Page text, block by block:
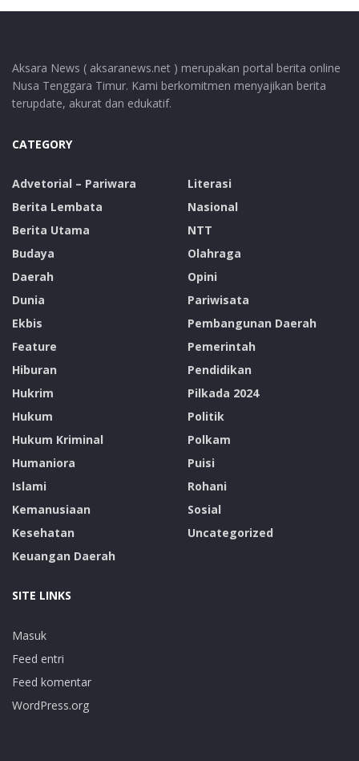
Aksara News ( aksaranews.net ) merupakan portal berita online
Nusa Tenggara Timur. Kami berkomitmen menyajikan berita
terupdate, akurat dan edukatif.
CATEGORY
Advetorial – Pariwara
Berita Lembata
Berita Utama
Budaya
Daerah
Dunia
Ekbis
Feature
Hiburan
Hukrim
Hukum
Hukum Kriminal
Humaniora
Islami
Kemanusiaan
Kesehatan
Keuangan Daerah
Literasi
Nasional
NTT
Olahraga
Opini
Pariwisata
Pembangunan Daerah
Pemerintah
Pendidikan
Pilkada 2024
Politik
Polkam
Puisi
Rohani
Sosial
Uncategorized
SITE LINKS
Masuk
Feed entri
Feed komentar
WordPress.org